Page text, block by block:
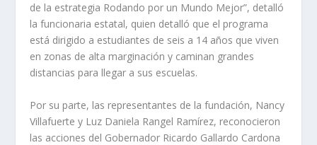
de la estrategia Rodando por un Mundo Mejor”, detalló
la funcionaria estatal, quien detalló que el programa
está dirigido a estudiantes de seis a 14 años que viven
en zonas de alta marginación y caminan grandes
distancias para llegar a sus escuelas.
Por su parte, las representantes de la fundación, Nancy
Villafuerte y Luz Daniela Rangel Ramírez, reconocieron
las acciones del Gobernador Ricardo Gallardo Cardona